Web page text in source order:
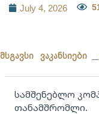
July 4, 2026
მსგავსი ვაკანსიები
სამშენებლო
თანამშრომლი.